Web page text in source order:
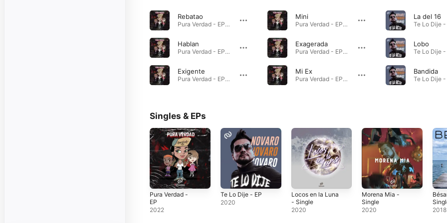
Rebatao
Pura Verdad - EP · 2022
Hablan
Pura Verdad - EP · 2022
Exigente
Pura Verdad - EP · 2022
Mini
Pura Verdad - EP · 2022
Exagerada
Pura Verdad - EP · 2022
Mi Ex
Pura Verdad - EP · 2022
La del 16
Lobo
Bandida
Singles & EPs
Pura Verdad -
EP
2022
Te Lo Dije - EP
2020
Locos en la Luna
- Single
2020
Morena Mia -
Single
2020
2018